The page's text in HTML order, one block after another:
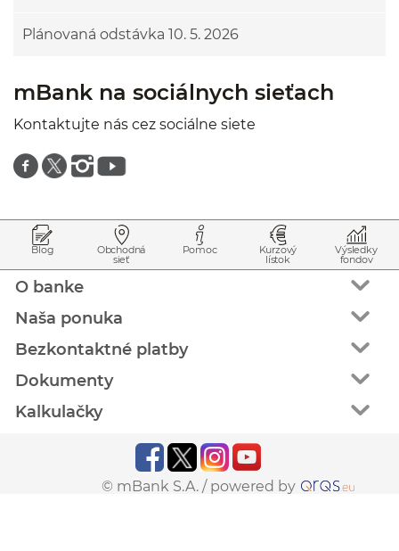
Plánovaná odstávka 10. 5. 2026
mBank na sociálnych sieťach
Kontaktujte nás cez sociálne siete
Znajdź nas na facebooku
Znajdź nas na twitterze
Znajdź nas na instagramie
Znajdź nas na youtube
Prejsť na začiatok stránky
Preskočiť na začiatok obsahu
Blog Obchodná
sieť
Pomoc Kurzový
lístok
Výsledky
fondov
O banke
Naša ponuka
Bezkontaktné platby
Dokumenty
Kalkulačky
© mBank S.A. / powered by